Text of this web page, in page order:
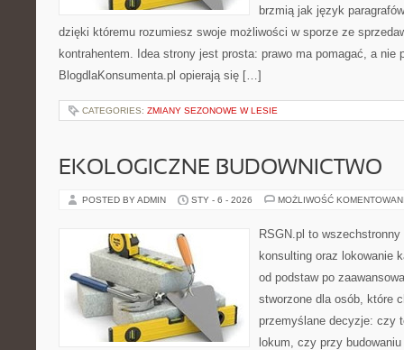
brzmią jak język
dzięki któremu rozumiesz swoje możliwości w sporze ze
kontrahentem. Idea strony jest prosta: prawo ma pomagać, a nie
BlogdlaKonsumenta.pl opierają się […]
CATEGORIES: ZMIANY SEZONOWE W LESIE
EKOLOGICZNE BUDOWNICTWO
POSTED BY ADMIN STY - 6 - 2026 MOŻLIWOŚĆ
RSGN.pl to
konsulting oraz lokowanie
od podstaw po
stworzone dla osób, które
przemyślane decyzje: czy
lokum, czy przy